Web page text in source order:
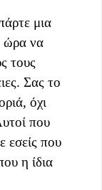
μια
ώρα να
τους
Σας το
όχι
που
εσείς που
η ίδια